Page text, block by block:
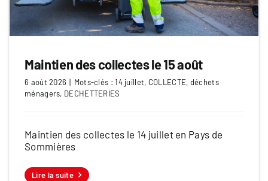
Maintien des collectes le 15 août
6 août 2026 | Mots-clés :14 juillet, COLLECTE, déchets
ménagers, DECHETTERIES
Maintien des collectes le 14 juillet en Pays de
Sommières
Lire la suite